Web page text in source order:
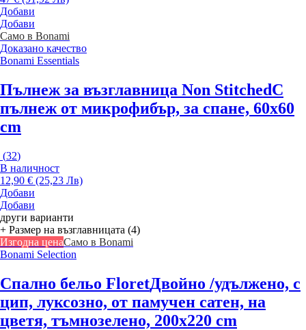
Добави
Добави
Само в Bonami
Доказано качество
Bonami Essentials
Пълнеж за възглавница Non StitchedС
пълнеж от микрофибър, за спане, 60x60
cm
(32)
В наличност
12,90 € (25,23 Лв)
Добави
Добави
други варианти
+ Размер на възглавницата (4)
Изгодна ценаСамо в Bonami
Bonami Selection
Спално бельо FloretДвойно /удължено, с
цип, луксозно, от памучен сатен, на
цветя, тъмнозелено, 200x220 cm